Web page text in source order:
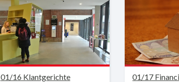
01/16 Klantgerichte
01/17